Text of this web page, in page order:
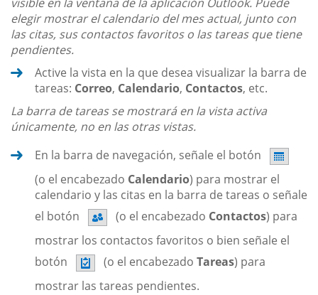
elegir mostrar el calendario del mes actual, junto con
las citas, sus contactos favoritos o las tareas que tiene
pendientes.
Active la vista en la que desea visualizar la barra de
tareas: Correo, Calendario, Contactos, etc.
La barra de tareas se mostrará en la vista activa
únicamente, no en las otras vistas.
En la barra de navegación, señale el botón
(o el encabezado Calendario) para mostrar el
calendario y las citas en la barra de tareas o señale
el botón
(o el encabezado Contactos) para
mostrar los contactos favoritos o bien señale el
botón
(o el encabezado Tareas) para
mostrar las tareas pendientes.